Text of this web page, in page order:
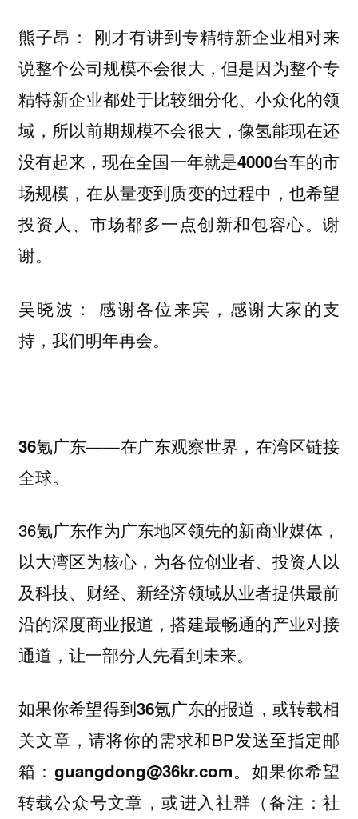
熊子昂：
刚才有讲到专精特新企业相对来
说整个公司规模不会很大，但是因为整个专
精特新企业都处于比较细分化、小众化的领
域，所以前期规模不会很大，像氢能现在还
没有起来，现在全国一年就是4000台车的市
场规模，在从量变到质变的过程中，也希望
投资人、市场都多一点创新和包容心。谢
谢。
吴晓波：
感谢各位来宾，感谢大家的支
持，我们明年再会。
36氪广东——在广东观察世界，在湾区链接
全球。
36氪广东作为广东地区领先的新商业媒体，
以大湾区为核心，为各位创业者、投资人以
及科技、财经、新经济领域从业者提供最前
沿的深度商业报道，搭建最畅通的产业对接
通道，让一部分人先看到未来。
如果你希望得到36氪广东的报道，或转载相
关文章 ，请将你的需求和BP发送至指定邮
箱： guangdong@36kr.com。如果你希望
转载公众号文章，或进入社群（备注：社